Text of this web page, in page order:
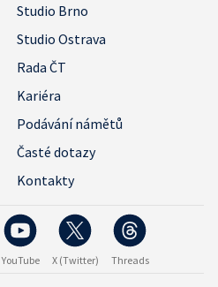
Studio Brno
Studio Ostrava
Rada ČT
Kariéra
Podávání námětů
Časté dotazy
Kontakty
YouTube X (Twitter) Threads